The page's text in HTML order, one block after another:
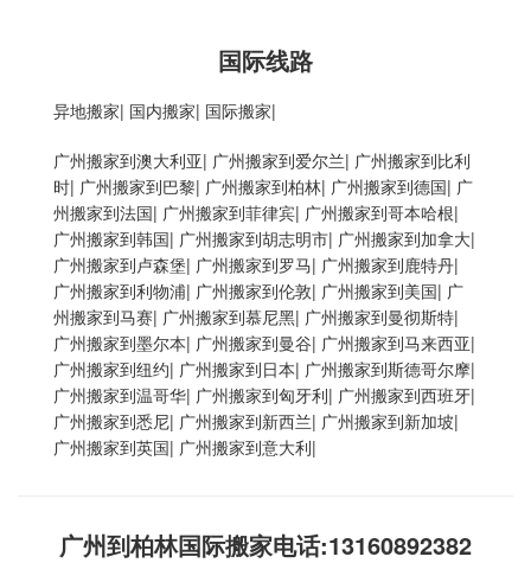
国际线路
异地搬家| 国内搬家| 国际搬家|
广州搬家到澳大利亚| 广州搬家到爱尔兰| 广州搬家到比利
时| 广州搬家到巴黎| 广州搬家到柏林| 广州搬家到德国| 广
州搬家到法国| 广州搬家到菲律宾| 广州搬家到哥本哈根|
广州搬家到韩国| 广州搬家到胡志明市| 广州搬家到加拿大|
广州搬家到卢森堡| 广州搬家到罗马| 广州搬家到鹿特丹|
广州搬家到利物浦| 广州搬家到伦敦| 广州搬家到美国| 广
州搬家到马赛| 广州搬家到慕尼黑| 广州搬家到曼彻斯特|
广州搬家到墨尔本| 广州搬家到曼谷| 广州搬家到马来西亚|
广州搬家到纽约| 广州搬家到日本| 广州搬家到斯德哥尔摩|
广州搬家到温哥华| 广州搬家到匈牙利| 广州搬家到西班牙|
广州搬家到悉尼| 广州搬家到新西兰| 广州搬家到新加坡|
广州搬家到英国| 广州搬家到意大利|
广州到柏林国际搬家电话:13160892382